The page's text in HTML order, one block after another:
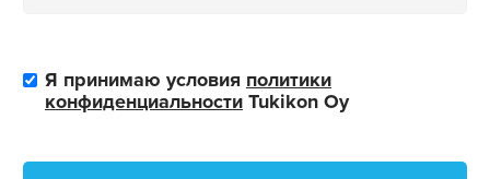
Я принимаю условия политики
конфиденциальности Tukikon Oy